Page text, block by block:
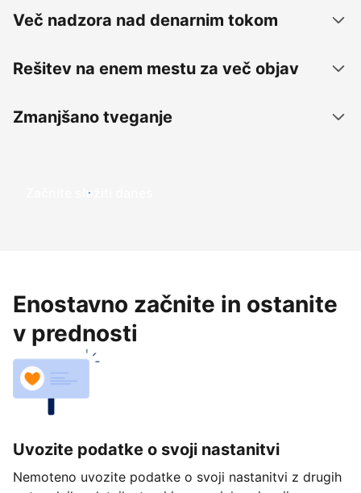
Več nadzora nad denarnim tokom
Rešitev na enem mestu za več objav
Zmanjšano tveganje
Začnite služiti danes
Enostavno začnite in ostanite
v prednosti
Uvozite podatke o svoji nastanitvi
Nemoteno uvozite podatke o svoji nastanitvi z drugih